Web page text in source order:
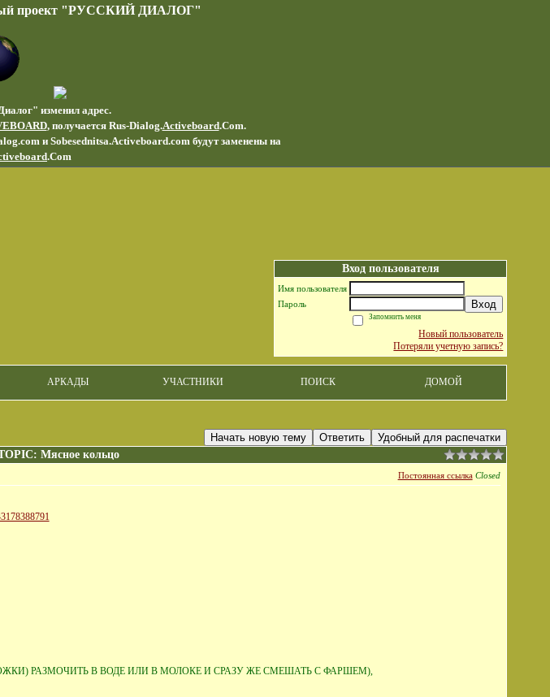
проект "РУССКИЙ ДИАЛОГ"
изменил адрес.
, получается Rus-Dialog.Activeboard.Com.
и Sobesednitsa.Activeboard.com будут заменены на
.Com
Вход пользователя
Имя пользователя
Пароль
Вход
Запомнить меня
Новый пользователь
Потеряли учетную запись?
АРКАДЫ УЧАСТНИКИ ПОИСК ДОМОЙ
Начать новую тему Ответить
Удобный для распечатки
Мясное кольцо
Постоянная ссылка Closed
РАЗМОЧИТЬ В ВОДЕ ИЛИ В МОЛОКЕ И СРАЗУ ЖЕ СМЕШАТЬ С ФАРШЕМ),